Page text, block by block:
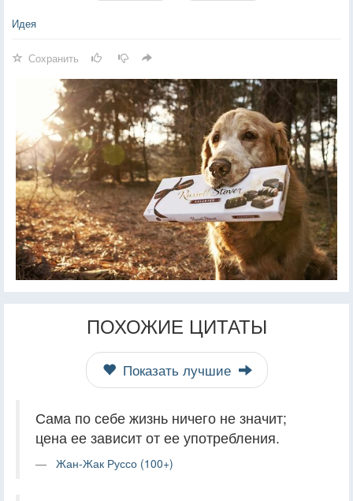
Идея
Сохранить
ПОХОЖИЕ ЦИТАТЫ
Показать лучшие
Сама по себе жизнь ничего не значит;
цена ее зависит от ее употребления.
Жан-Жак Руссо (100+)